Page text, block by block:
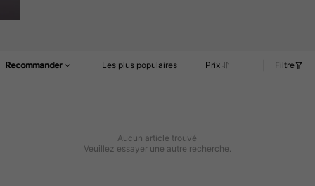
Recommander Les plus populaires Prix Filtre
Aucun article trouvé
Veuillez essayer une autre recherche.